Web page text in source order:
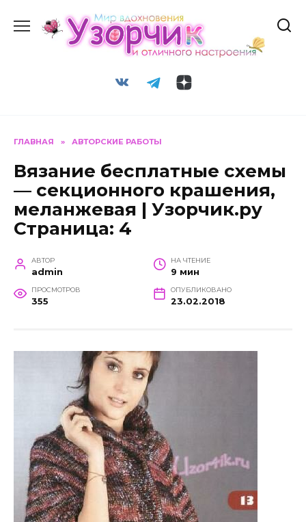
содержанию
ГЛАВНАЯ » АВТОРСКИЕ РАБОТЫ
Вязание бесплатные схемы
— секционного крашения,
меланжевая | Узорчик.ру
Страница: 4
АВТОР
admin
НА ЧТЕНИЕ
9 мин
ПРОСМОТРОВ
355
ОПУБЛИКОВАНО
23.02.2018